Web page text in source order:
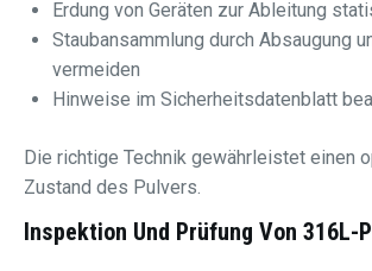
Erdung von Geräten zur Ableitung
Staubansammlung durch Absaugung
vermeiden
Hinweise im Sicherheitsdatenblatt
Die richtige Technik gewährleistet einen
Zustand des Pulvers.
Inspektion Und Prüfung Von 316L-